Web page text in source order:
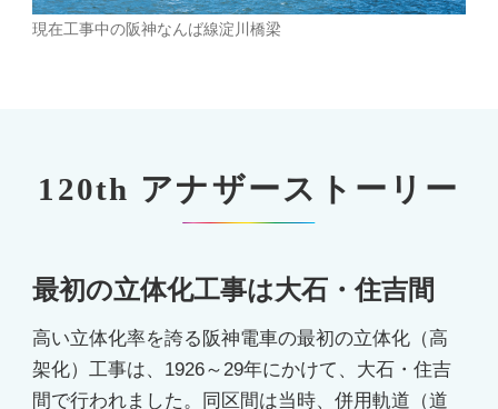
現在工事中の阪神なんば線淀川橋梁
120th アナザーストーリー
最初の立体化工事は大石・住吉間
高い立体化率を誇る阪神電車の最初の立体化（高
架化）工事は、1926～29年にかけて、大石・住吉
間で行われました。同区間は当時、併用軌道（道